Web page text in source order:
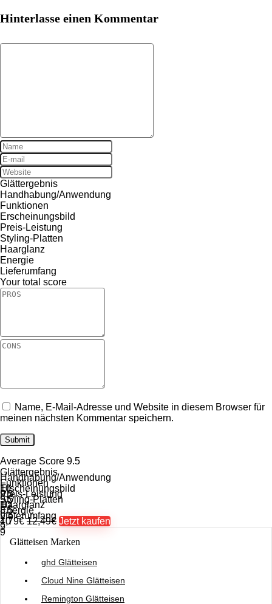
Hinterlasse einen Kommentar
Glättergebnis
Handhabung/Anwendung
Funktionen
Erscheinungsbild
Preis-Leistung
Styling-Platten
Haarglanz
Energie
Lieferumfang
Your total score
Name, E-Mail-Adresse und Website in diesem Browser für
meinen nächsten Kommentar speichern.
Average Score 9.5
Glättergebnis
10
Handhabung/Anwendung
9.5
Funktionen
9.5
Erscheinungsbild
10
Preis-Leistung
8.5
Styling-Platten
9.5
Haarglanz
10
Energie
9
Lieferumfang
9
4,79€ 12,49€ Jetzt kaufen
Glätteisen Marken
ghd Glätteisen
Cloud Nine Glätteisen
Remington Glätteisen